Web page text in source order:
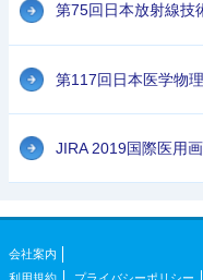
第75回日本放射線技
第117回日本医学物
JIRA 2019国際医用
会社案内